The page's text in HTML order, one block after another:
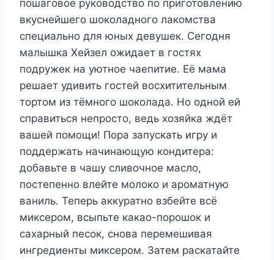
пошаговое руководство по приготовлению
вкуснейшего шоколадного лакомства
специально для юных девушек. Сегодня
малышка Хейзел ожидает в гостях
подружек на уютное чаепитие. Её мама
решает удивить гостей восхитительным
тортом из тёмного шоколада. Но одной ей
справиться непросто, ведь хозяйка ждёт
вашей помощи! Пора запускать игру и
поддержать начинающую кондитера:
добавьте в чашу сливочное масло,
постепенно влейте молоко и ароматную
ваниль. Теперь аккуратно взбейте всё
миксером, всыпьте какао-порошок и
сахарный песок, снова перемешивая
ингредиенты миксером. Затем раскатайте